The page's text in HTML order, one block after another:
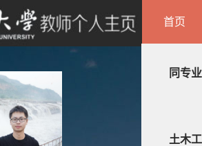
首页
同专
土木